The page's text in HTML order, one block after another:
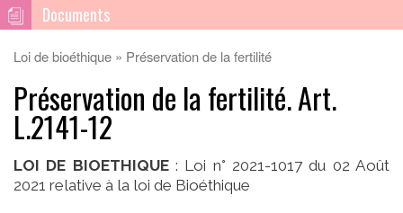
Documents
Loi de bioéthique Préservation de la fertilité
Préservation de la fertilité. Art.
L.2141-12
LOI DE BIOETHIQUE: Loi n° 2021-1017 du 02 Août
2021 relative à la loi de Bioéthique